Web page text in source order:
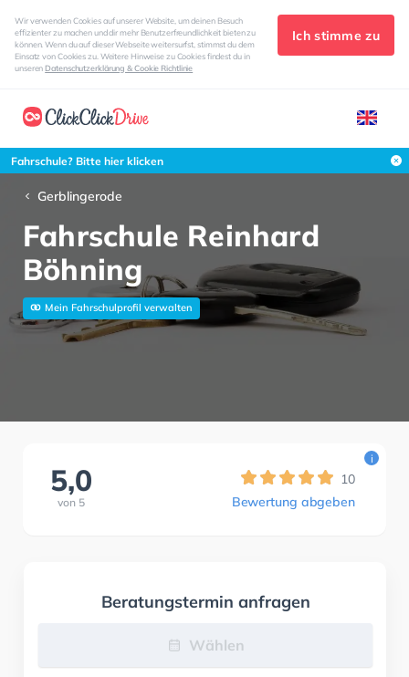
Wir verwenden Cookies auf unserer Website, um deinen Besuch
effizienter zu machen und dir mehr Benutzerfreundlichkeit bieten zu
können. Wenn du auf dieser Webseite weitersurfst, stimmst du dem
Einsatz von Cookies zu. Weitere Hinweise zu Cookies findest du in
unserenDatenschutzerklärung & Cookie Richtlinie
Ich stimme zu
Fahrschule? Bitte hier klicken
Gerblingerode
Fahrschule Reinhard
Böhning
Mein Fahrschulprofil verwalten
5,0
von 5
10
Bewertung abgeben
i
Beratungstermin anfragen
Wählen